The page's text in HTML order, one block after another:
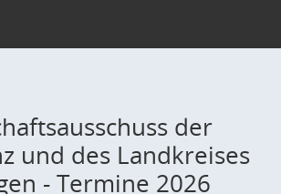
der
und des Landkreises
- Termine 2026